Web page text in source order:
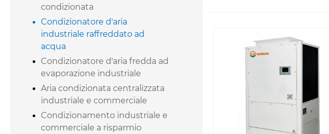
condizionata
Condizionatore d'aria
industriale raffreddato ad
acqua
Condizionatore d'aria fredda ad
evaporazione industriale
Aria condizionata centralizzata
industriale e commerciale
Condizionamento industriale e
commerciale a risparmio